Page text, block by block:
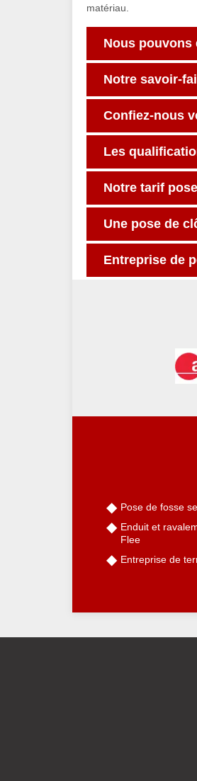
matériau.
Nous
Notre savoir-
Confiez-nous
Les
Notre tarif
Une pose de
Entreprise de
Pose de fosse
Enduit et
Flee
Entreprise de